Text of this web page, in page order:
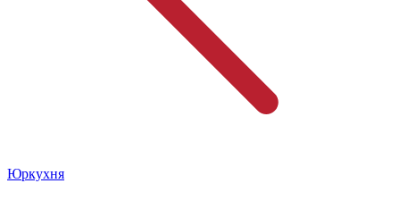
Юркухня